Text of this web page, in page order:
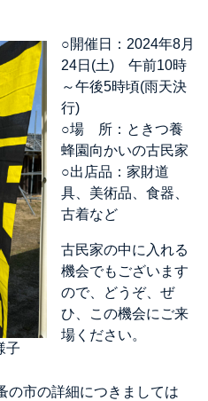
子
○開催日：2024年8月
24日(土) 午前10時
～午後5時頃(雨天決
行)
○場 所：ときつ養
蜂園向かいの古民家
○出店品：家財道
具、美術品、食器、
古着など
古民家の中に入れる
機会でもございます
ので、どうぞ、ぜ
ひ、この機会にご来
場ください。
の市の詳細につきましては